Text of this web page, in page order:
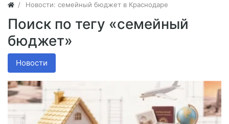
Новости: семейный бюджет в Краснодаре
Поиск по тегу «семейный
бюджет»
Новости